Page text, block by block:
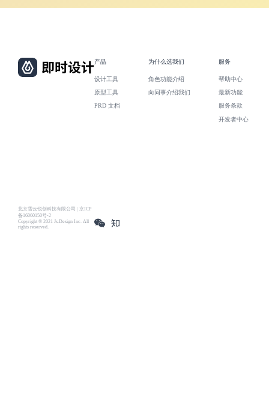
北京雪云锐创科技有限公司 | 京ICP
备16060150号-2
Copyright © 2021 Js.Design Inc. All
rights reserved.
产品
设计工具
原型工具
PRD 文档
为什么选我们
角色功能介绍
向同事介绍我们
服务
帮助中心
最新功能
服务条款
开发者中心